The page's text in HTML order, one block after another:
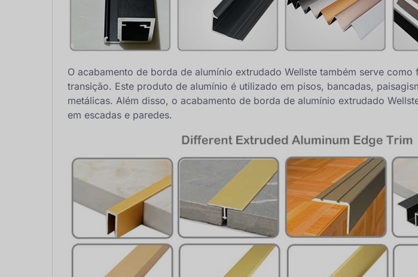
O acabamento de borda de alumínio extrudado Wellste também serve como
transição. Este produto de alumínio é utilizado em pisos, bancadas,
metálicas. Além disso, o acabamento de borda de alumínio extrudado
em escadas e paredes.